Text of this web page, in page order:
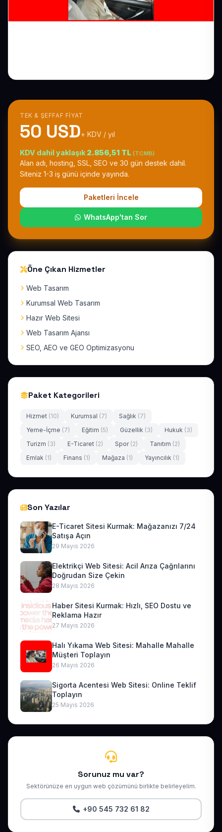
TEK & ŞEFFAF FIYAT
50 USD+ KDV / yıl
KDV dahil yaklaşık 2.856,51 TL (TCMB)
Alan adı, hosting, SSL, SEO ve 30 gün destek dahil.
Siteniz 1-3 iş günü içinde yayında.
Paketleri İncele
WhatsApp'tan Sor
Öne Çıkan Hizmetler
Web Tasarım
Kurumsal Web Tasarım
Hazır Web Sitesi
Web Tasarım Ajansı
SEO, AEO ve GEO Optimizasyonu
Paket Kategorileri
Hizmet (10) Kurumsal (7) Sağlık (7)
Yeme-İçme (7) Eğitim (5) Güzellik (3) Hukuk (3)
Turizm (3) E-Ticaret (2) Spor (2) Tanıtım (2)
Emlak (1) Finans (1) Mağaza (1) Yayıncılık (1)
Son Yazılar
E-Ticaret Sitesi Kurmak: Mağazanızı 7/24
Satışa Açın
29 Mayıs 2026
Elektrikçi Web Sitesi: Acil Arıza Çağrılarını
Doğrudan Size Çekin
28 Mayıs 2026
Haber Sitesi Kurmak: Hızlı, SEO Dostu ve
Reklama Hazır
27 Mayıs 2026
Halı Yıkama Web Sitesi: Mahalle Mahalle
Müşteri Toplayın
26 Mayıs 2026
Sigorta Acentesi Web Sitesi: Online Teklif
Toplayın
25 Mayıs 2026
Sorunuz mu var?
Sektörünüze en uygun web çözümünü birlikte belirleyelim.
+90 545 732 61 82